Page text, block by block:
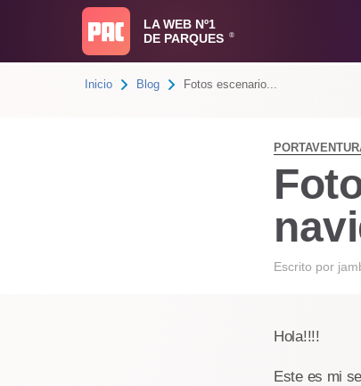
LA WEB Nº1
DE PARQUES
®
Inicio Blog Fotos escenario...
Escrito por
Hola!!!!
Este es mi